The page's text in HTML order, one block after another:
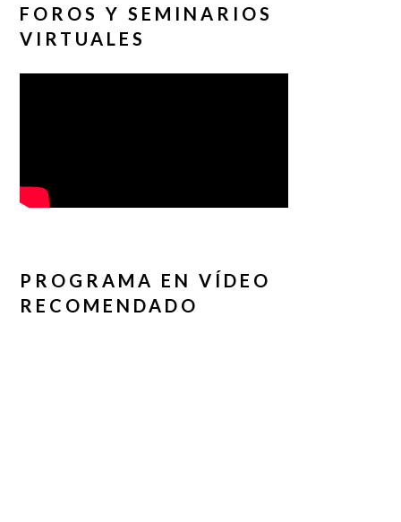
FOROS Y SEMINARIOS
VIRTUALES
PROGRAMA EN VÍDEO
RECOMENDADO